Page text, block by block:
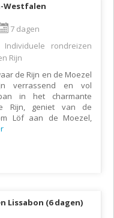
Westfalen
7 dagen
rondreizen
Rijn
de Rijn en de Moezel
verrassend en vol
in het charmante
Rijn, geniet van de
Löf aan de Moezel,
Lissabon (6 dagen)